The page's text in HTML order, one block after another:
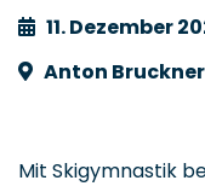
11. Dezember
Anton
Mit Skigymnastik